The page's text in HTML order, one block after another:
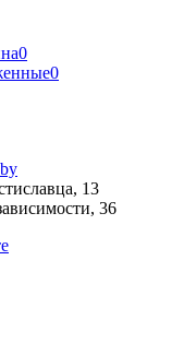
0
0
13
36